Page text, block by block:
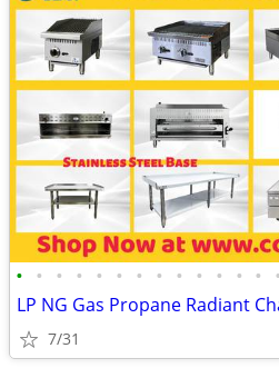
• • • • • • • • • • • • • •
7/31